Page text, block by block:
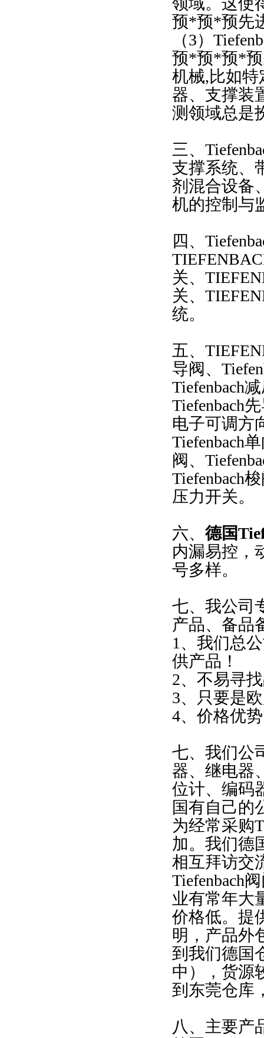
预*预*预先
（3）
预*预*预*预
机械,比如
器、支撑装
测领域总是
三、
支撑系统、
剂混合设备
机的控制与
四、
关、
关、
统。
五、
导阀、
Tiefenbach
Tiefenbach
电子可调方
Tiefenbach
阀、
Tiefenbach
压力开关。
六、 德国
内漏易控，
号多样。
七、我公司
产品、备品
1、我们总
供产品！
2、不易寻
3、只要是
4、价格优
七、我们公
器、继电器
位计、编码
国有自己的
为经常采购
加。我们德
相互拜访交
Tiefenbach
业有常年大
价格低。提
明，产品外
到我们德国
中），货源
到东莞仓库
八、主要产